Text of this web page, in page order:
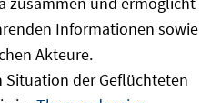
Informationen sowie
Akteure.
der Geflüchteten